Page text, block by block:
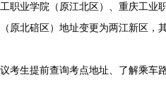
业学院（原江北区）、重庆工业
原北碚区）地址变更为两江新区，
生提前查询考点地址、了解乘车路